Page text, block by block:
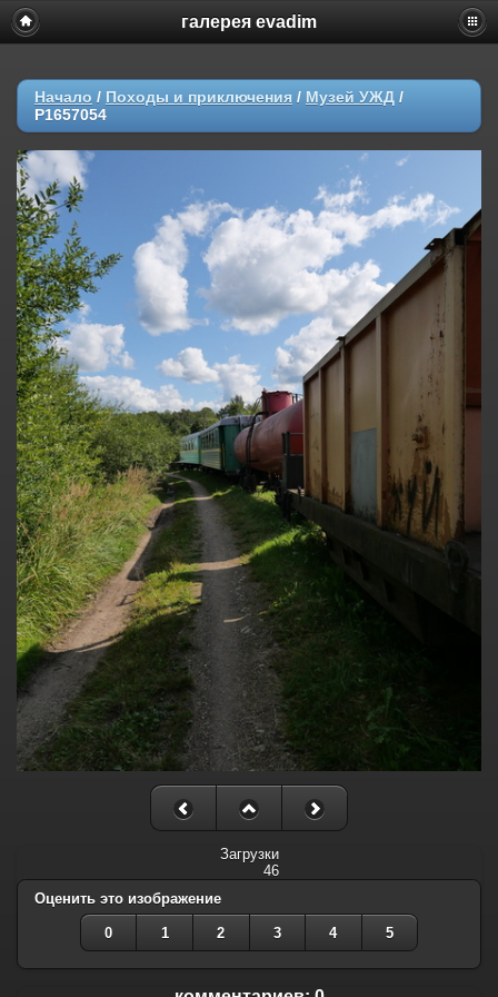
галерея evadim
Начало / Походы и приключения / Музей УЖД /
P1657054
Загрузки
46
Оценить это изображение
0 1 2 3 4 5